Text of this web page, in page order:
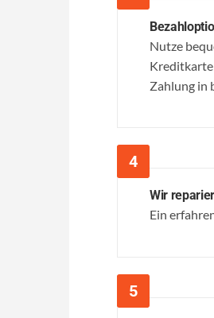
Nutze
Kreditkarte
Zahlung in
Wir
Ein